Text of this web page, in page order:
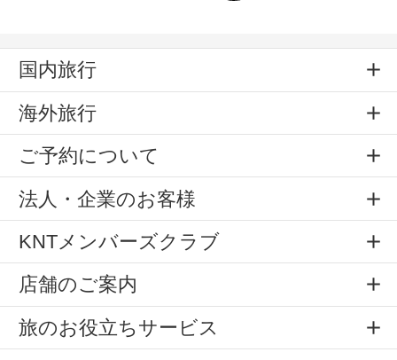
国内旅行
海外旅行
ご予約について
法人・企業のお客様
KNTメンバーズクラブ
店舗のご案内
旅のお役立ちサービス